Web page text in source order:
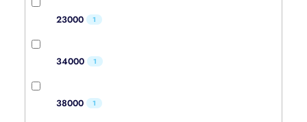
23000 1
34000 1
38000 1